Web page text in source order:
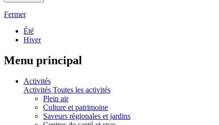
Fermer
Été
Hiver
Menu principal
Activités
Activités Toutes les activités
Plein air
Culture et patrimoine
Saveurs régionales et jardins